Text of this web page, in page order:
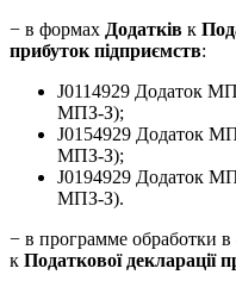
− в формах Додатків к
прибуток підприємств:
J0114929 Додаток
МПЗ-З);
J0154929 Додаток
МПЗ-З);
J0194929 Додаток
МПЗ-З).
− в программе обработки
к Податкової декларації